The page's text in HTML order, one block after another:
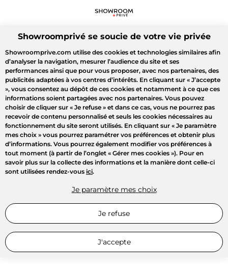
Showroomprivé se soucie de votre vie privée
Showroomprive.com utilise des cookies et technologies similaires afin
d’analyser la navigation, mesurer l’audience du site et ses
performances ainsi que pour vous proposer, avec nos partenaires, des
publicités adaptées à vos centres d’intérêts. En cliquant sur « J’accepte
», vous consentez au dépôt de ces cookies et notamment à ce que ces
informations soient partagées avec nos partenaires. Vous pouvez
choisir de cliquer sur « Je refuse » et dans ce cas, vous ne pourrez pas
recevoir de contenu personnalisé et seuls les cookies nécessaires au
fonctionnement du site seront utilisés. En cliquant sur « Je paramètre
mes choix » vous pourrez paramétrer vos préférences et obtenir plus
d’informations. Vous pourrez également modifier vos préférences à
tout moment (à partir de l’onglet « Gérer mes cookies »). Pour en
savoir plus sur la collecte des informations et la manière dont celle-ci
sont utilisées rendez-vous ici.
Je paramètre mes choix
Je refuse
J'accepte